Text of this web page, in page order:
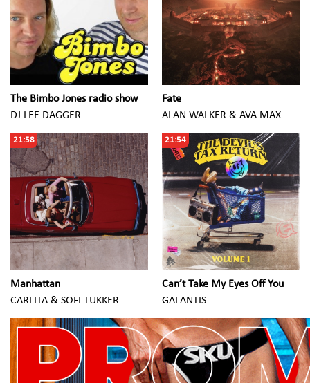
The Bimbo Jones radio show
DJ LEE DAGGER
21:58
Manhattan
CARLITA & SOFI TUKKER
Fate
ALAN WALKER & AVA MAX
21:54
Can’t Take My Eyes Off You
GALANTIS